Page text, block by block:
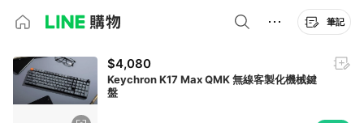
筆記
$4,080
Keychron K17 Max QMK 無線客製化機械鍵
盤